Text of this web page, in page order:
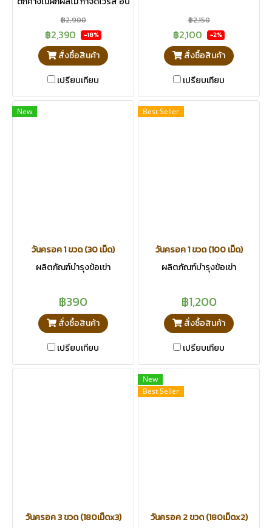
ห้อง
฿2,900
฿2,390 -18%
สั่งซื้อสินค้า
เปรียบเทียบ
฿2,150
฿2,100 -2%
สั่งซื้อสินค้า
เปรียบเทียบ
New
วันครอค 1 ขวด (30 เม็ด)
ผลิตภัณฑ์บำรุงข้อเข่า
฿390
สั่งซื้อสินค้า
เปรียบเทียบ
Best Seller
วันครอค 1 ขวด (100 เม็ด)
ผลิตภัณฑ์บำรุงข้อเข่า
฿1,200
สั่งซื้อสินค้า
เปรียบเทียบ
วันครอค 3 ขวด (180เม็ดx3)
New
Best Seller
วันครอค 2 ขวด (180เม็ดx2)